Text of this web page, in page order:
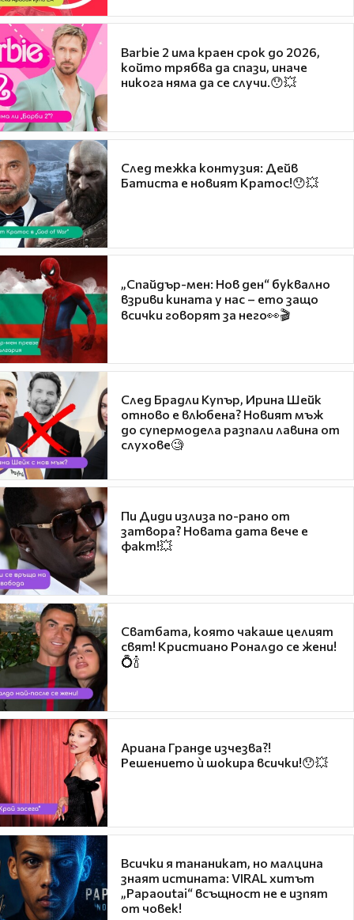
Barbie 2 има краен срок до 2026,
който трябва да спази, иначе
никога няма да се случи.😯💥
След тежка контузия: Дейв
Батиста е новият Кратос!😯💥
„Спайдър-мен: Нов ден“ буквално
взриви кината у нас – ето защо
всички говорят за него👀🎬
След Брадли Купър, Ирина Шейк
отново е влюбена? Новият мъж
до супермодела разпали лавина от
слухове🧐
Пи Диди излиза по-рано от
затвора? Новата дата вече е
факт!💥
Сватбата, която чакаше целият
свят! Кристиано Роналдо се жени!
💍🍾
Ариана Гранде изчезва?!
Решението ѝ шокира всички!😯💥
Всички я тананикат, но малцина
знаят истината: VIRAL хитът
„Papaoutai“ всъщност не е изпят
от човек!